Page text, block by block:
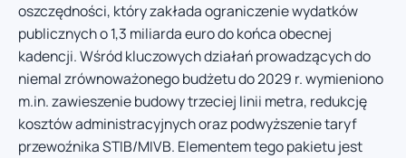
oszczędności, który zakłada ograniczenie wydatków
publicznych o 1,3 miliarda euro do końca obecnej
kadencji. Wśród kluczowych działań prowadzących do
niemal zrównoważonego budżetu do 2029 r. wymieniono
m.in. zawieszenie budowy trzeciej linii metra, redukcję
kosztów administracyjnych oraz podwyższenie taryf
przewoźnika STIB/MIVB. Elementem tego pakietu jest